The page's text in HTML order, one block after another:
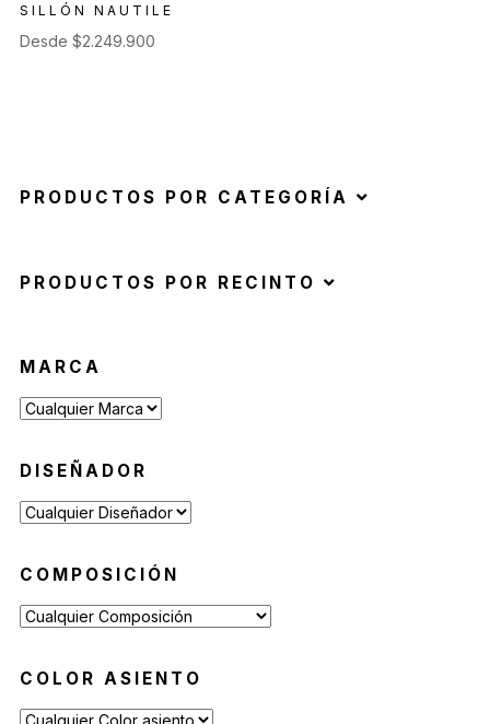
SILLÓN NAUTILE
Desde $2.249.900
PRODUCTOS POR CATEGORÍA
PRODUCTOS POR RECINTO
MARCA
DISEÑADOR
COMPOSICIÓN
COLOR ASIENTO